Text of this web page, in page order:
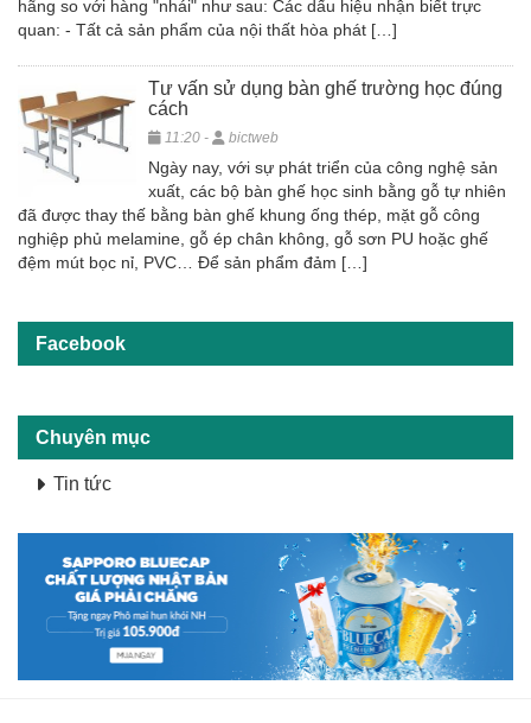
hãng so với hàng "nhái" như sau: Các dấu hiệu nhận biết trực
quan: - Tất cả sản phẩm của nội thất hòa phát […]
Tư vấn sử dụng bàn ghế trường học đúng
cách
11:20 - bictweb
Ngày nay, với sự phát triển của công nghệ sản
xuất, các bộ bàn ghế học sinh bằng gỗ tự nhiên
đã được thay thế bằng bàn ghế khung ống thép, mặt gỗ công
nghiệp phủ melamine, gỗ ép chân không, gỗ sơn PU hoặc ghế
đệm mút bọc nỉ, PVC… Để sản phẩm đảm […]
Facebook
Chuyên mục
Tin tức